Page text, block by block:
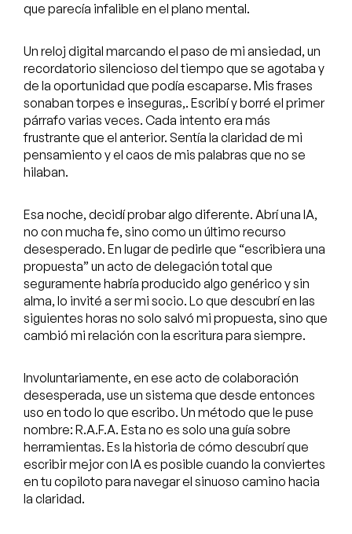
que parecía infalible en el plano mental.
Un reloj digital marcando el paso de mi ansiedad, un
recordatorio silencioso del tiempo que se agotaba y
de la oportunidad que podía escaparse. Mis frases
sonaban torpes e inseguras,. Escribí y borré el primer
párrafo varias veces. Cada intento era más
frustrante que el anterior. Sentía la claridad de mi
pensamiento y el caos de mis palabras que no se
hilaban.
Esa noche, decidí probar algo diferente. Abrí una IA,
no con mucha fe, sino como un último recurso
desesperado. En lugar de pedirle que “escribiera una
propuesta” un acto de delegación total que
seguramente habría producido algo genérico y sin
alma, lo invité a ser mi socio. Lo que descubrí en las
siguientes horas no solo salvó mi propuesta, sino que
cambió mi relación con la escritura para siempre.
Involuntariamente, en ese acto de colaboración
desesperada, use un sistema que desde entonces
uso en todo lo que escribo. Un método que le puse
nombre: R.A.F.A. Esta no es solo una guía sobre
herramientas. Es la historia de cómo descubrí que
escribir mejor con IA es posible cuando la conviertes
en tu copiloto para navegar el sinuoso camino hacia
la claridad.